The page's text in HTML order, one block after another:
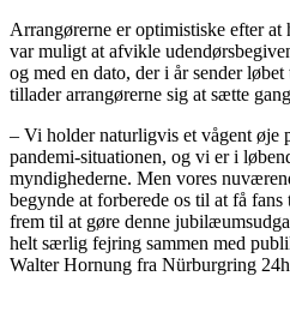
Arrangørerne er optimistiske efter at
var muligt at afvikle
og med en dato, der i år sender
tillader arrangørerne sig at sætte
– Vi holder naturligvis et vågent øje
pandemi-situationen, og vi er i
myndighederne. Men vores
begynde at forberede os til at få
frem til at gøre denne
helt særlig fejring sammen med
Walter Hornung fra Nürburgring 24h